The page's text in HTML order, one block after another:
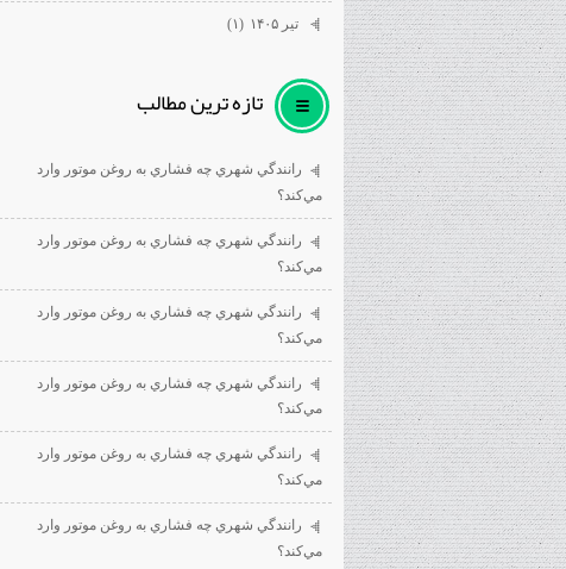
تیر ۱۴۰۵ (۱)
تازه ترين مطالب
رانندگي شهري چه فشاري به روغن موتور وارد
مي‌كند؟
رانندگي شهري چه فشاري به روغن موتور وارد
مي‌كند؟
رانندگي شهري چه فشاري به روغن موتور وارد
مي‌كند؟
رانندگي شهري چه فشاري به روغن موتور وارد
مي‌كند؟
رانندگي شهري چه فشاري به روغن موتور وارد
مي‌كند؟
رانندگي شهري چه فشاري به روغن موتور وارد
مي‌كند؟